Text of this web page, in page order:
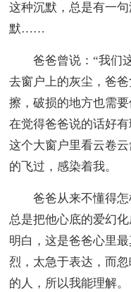
这种沉默，总是有一
默……
爸爸曾说：“我们这
去窗户上的灰尘，爸
擦，破损的地方也需
在觉得爸爸说的话好
这个大窗户里看云卷
的飞过，感染着我。
爸爸从来不懂得怎
总是把他心底的爱幻
明白，这是爸爸心里
烈，太急于表达，而
的人，所以我能理解。